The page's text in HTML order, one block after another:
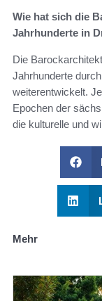
Wie hat sich die
Jahrhunderte in
Die
Jahrhunderte
weiterentwickelt.
Epochen der
die kulturelle und
Mehr